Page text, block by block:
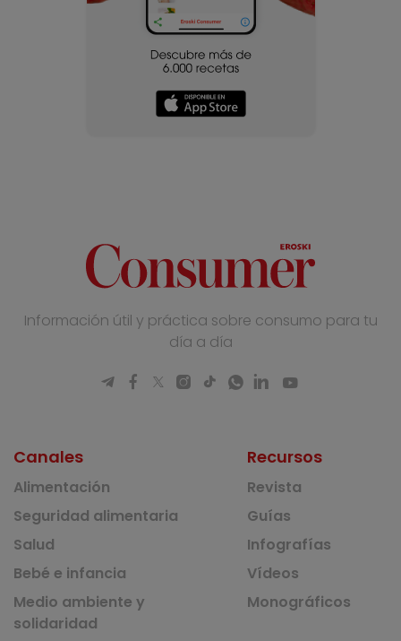
Información útil y práctica sobre consumo para tu
día a día
Canales
Alimentación
Seguridad alimentaria
Salud
Bebé e infancia
Medio ambiente y
solidaridad
Recursos
Revista
Guías
Infografías
Vídeos
Monográficos